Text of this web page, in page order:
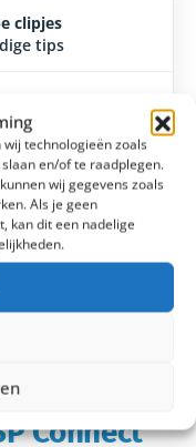
technologieën zoals
en/of te raadplegen.
wij gegevens zoals
Als je geen
kan dit een nadelige
clipjes
tips
Connect